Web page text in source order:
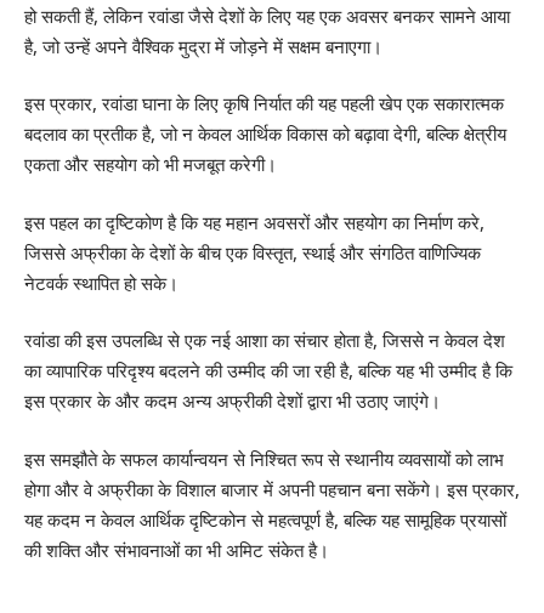
हो सकती हैं, लेकिन रवांडा जैसे देशों के लिए यह एक अवसर बनकर सामने आया
है, जो उन्हें अपने वैश्विक मुद्रा में जोड़ने में सक्षम बनाएगा।
इस प्रकार, रवांडा घाना के लिए कृषि निर्यात की यह पहली खेप एक सकारात्मक
बदलाव का प्रतीक है, जो न केवल आर्थिक विकास को बढ़ावा देगी, बल्कि क्षेत्रीय
एकता और सहयोग को भी मजबूत करेगी।
इस पहल का दृष्टिकोण है कि यह महान अवसरों और सहयोग का निर्माण करे,
जिससे अफ्रीका के देशों के बीच एक विस्तृत, स्थाई और संगठित वाणिज्यिक
नेटवर्क स्थापित हो सके।
रवांडा की इस उपलब्धि से एक नई आशा का संचार होता है, जिससे न केवल देश
का व्यापारिक परिदृश्य बदलने की उम्मीद की जा रही है, बल्कि यह भी उम्मीद है कि
इस प्रकार के और कदम अन्य अफ्रीकी देशों द्वारा भी उठाए जाएंगे।
इस समझौते के सफल कार्यान्वयन से निश्चित रूप से स्थानीय व्यवसायों को लाभ
होगा और वे अफ्रीका के विशाल बाजार में अपनी पहचान बना सकेंगे। इस प्रकार,
यह कदम न केवल आर्थिक दृष्टिकोन से महत्वपूर्ण है, बल्कि यह सामूहिक प्रयासों
की शक्ति और संभावनाओं का भी अमिट संकेत है।